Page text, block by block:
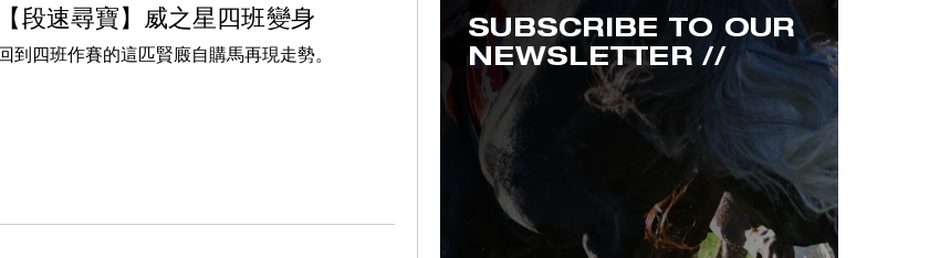
【段速尋寶】威之星四班變身
回到四班作賽的這匹賢廄自購馬再現走勢。
SUBSCRIBE TO OUR
NEWSLETTER //